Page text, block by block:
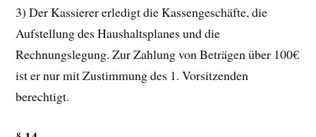
3) Der Kassierer erledigt die Kassengeschäfte, die
Aufstellung des Haushaltsplanes und die
Rechnungslegung. Zur Zahlung von Beträgen über 100€
ist er nur mit Zustimmung des 1. Vorsitzenden
berechtigt.